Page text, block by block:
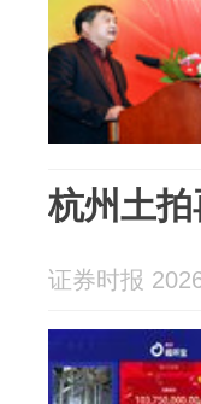
杭州土
证券时报